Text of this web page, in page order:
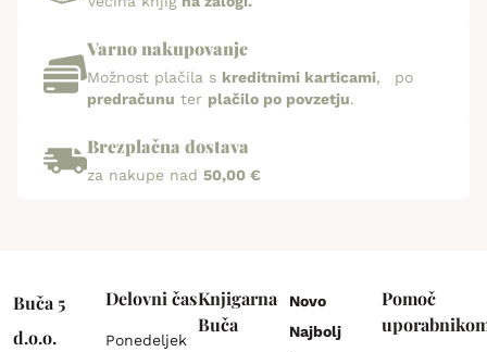
Varno nakupovanje
Možnost plačila s kreditnimi karticami, po
predračunu ter plačilo po povzetju.
Brezplačna dostava
za nakupe nad 50,00 €
Buča 5
d.o.o.
Delovni čas
Ponedeljek
Knjigarna
Buča
Novo
Najbolj
Pomoč